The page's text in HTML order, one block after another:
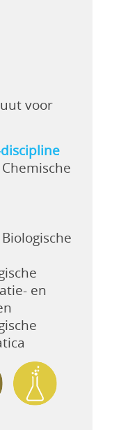
voor
en